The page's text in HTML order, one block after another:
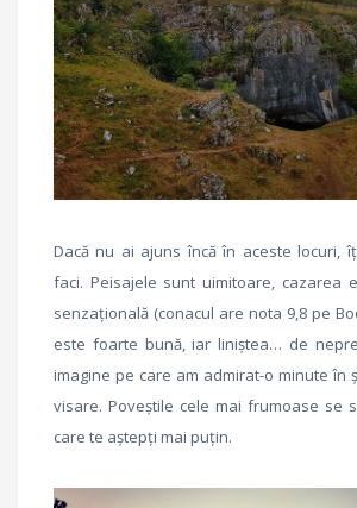
Dacă nu ai ajuns încă în aceste locuri,
faci. Peisajele sunt uimitoare, cazarea
senzațională (conacul are nota 9,8 pe
este foarte bună, iar liniștea… de
imagine pe care am admirat-o minute în
visare. Poveștile cele mai frumoase se
care te aștepți mai puțin.